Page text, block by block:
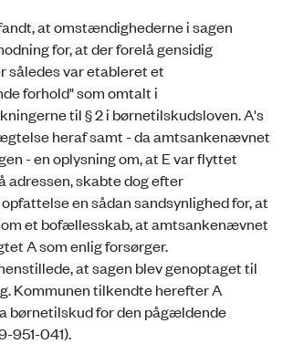
at omstændighederne i sagen
for, at der forelå gensidig
således var etableret et
forhold" som omtalt i
til § 2 i børnetilskudsloven. A's
heraf samt - da amtsankenævnet
- en oplysning om, at E var flyttet
adressen, skabte dog efter
en sådan sandsynlighed for, at
et bofællesskab, at amtsankenævnet
A som enlig forsørger.
at sagen blev genoptaget til
Kommunen tilkendte herefter A
børnetilskud for den pågældende
951-041).